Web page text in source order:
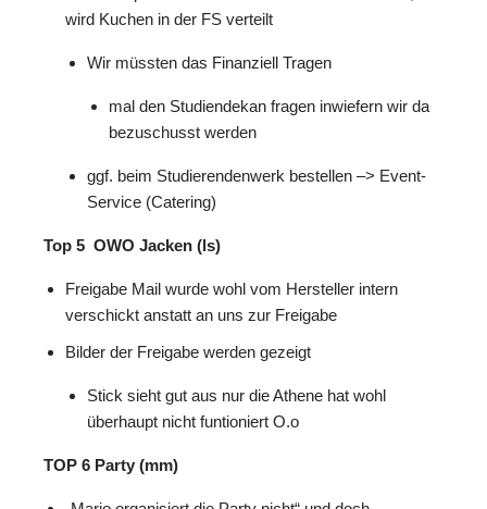
wird Kuchen in der FS verteilt
Wir müssten das Finanziell Tragen
mal den Studiendekan fragen inwiefern wir da
bezuschusst werden
ggf. beim Studierendenwerk bestellen –> Event-
Service (Catering)
Top 5 OWO Jacken (ls)
Freigabe Mail wurde wohl vom Hersteller intern
verschickt anstatt an uns zur Freigabe
Bilder der Freigabe werden gezeigt
Stick sieht gut aus nur die Athene hat wohl
überhaupt nicht funtioniert O.o
TOP 6 Party (mm)